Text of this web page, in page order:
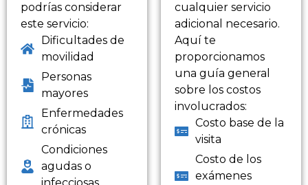
podrías considerar
este servicio:
Dificultades de
movilidad
Personas
mayores
Enfermedades
crónicas
Condiciones
agudas o
cualquier servicio
adicional necesario.
Aquí te
proporcionamos
una guía general
sobre los costos
involucrados:
Costo base de la
visita
Costo de los
exámenes